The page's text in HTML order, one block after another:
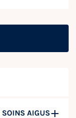
SOINS AIGUS